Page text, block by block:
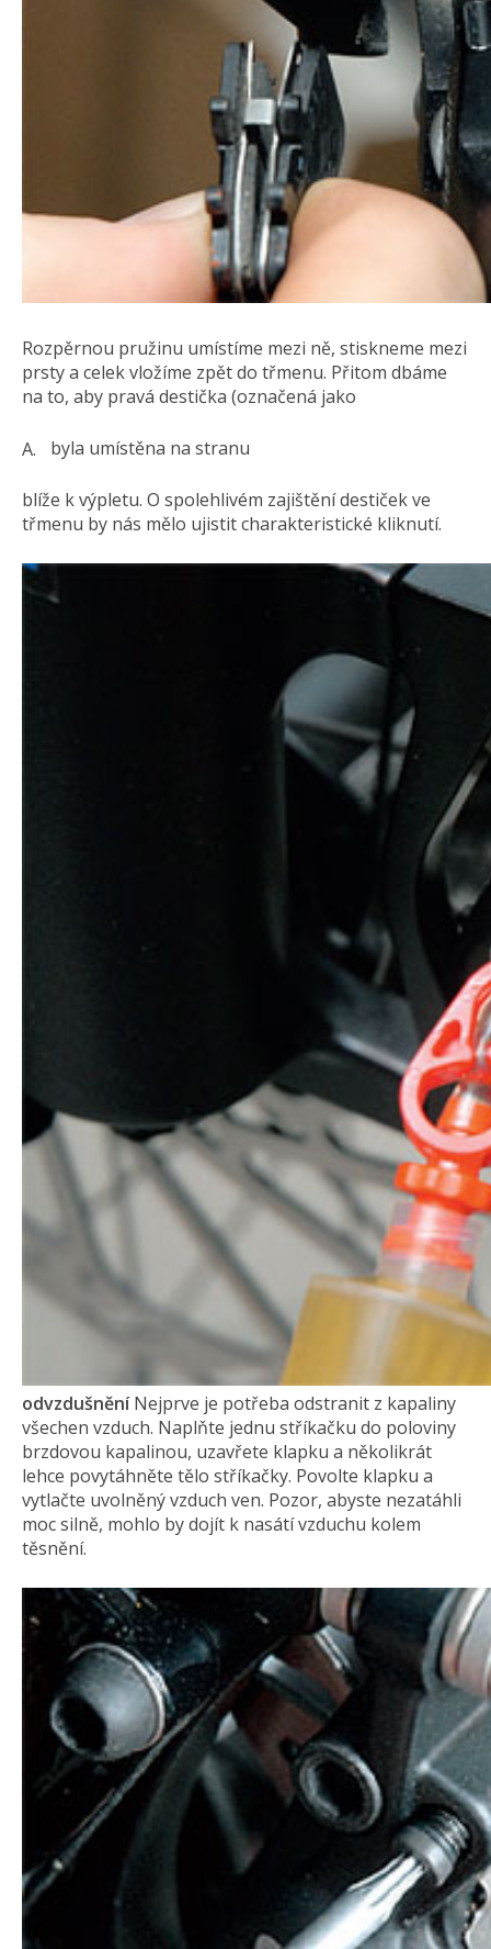
Rozpěrnou pružinu umístíme mezi ně, stiskneme mezi
prsty a celek vložíme zpět do třmenu. Přitom dbáme
na to, aby pravá destička (označená jako
byla umístěna na stranu
blíže k výpletu. O spolehlivém zajištění destiček ve
třmenu by nás mělo ujistit charakteristické kliknutí.
odvzdušněníNejprve je potřeba odstranit z kapaliny
všechen vzduch. Naplňte jednu stříkačku do poloviny
brzdovou kapalinou, uzavřete klapku a několikrát
lehce povytáhněte tělo stříkačky. Povolte klapku a
vytlačte uvolněný vzduch ven. Pozor, abyste nezatáhli
moc silně, mohlo by dojít k nasátí vzduchu kolem
těsnění.